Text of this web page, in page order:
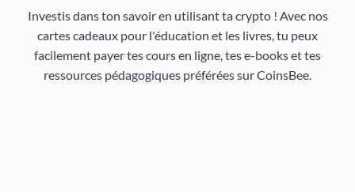
Investis dans ton savoir en utilisant ta crypto ! Avec nos
cartes cadeaux pour l'éducation et les livres, tu peux
facilement payer tes cours en ligne, tes e-books et tes
ressources pédagogiques préférées sur CoinsBee.